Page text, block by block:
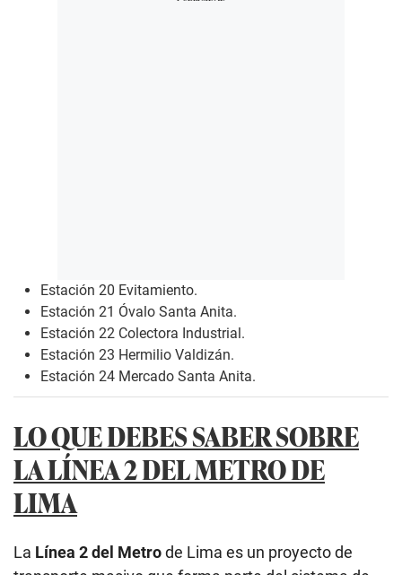
Estación 20 Evitamiento.
Estación 21 Óvalo Santa Anita.
Estación 22 Colectora Industrial.
Estación 23 Hermilio Valdizán.
Estación 24 Mercado Santa Anita.
LO QUE DEBES SABER SOBRE
LA LÍNEA 2 DEL METRO DE
LIMA
La Línea 2 del Metrode Lima es un proyecto de